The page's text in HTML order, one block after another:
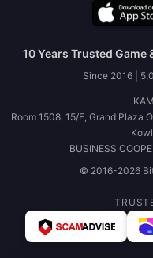
10 Years Trusted
Since 2016 |
Room 1508, 15/F, Grand Plaza
BUSINESS
© 2016-2026